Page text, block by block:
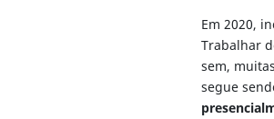
Em 2020,
Trabalhar
sem,
segue